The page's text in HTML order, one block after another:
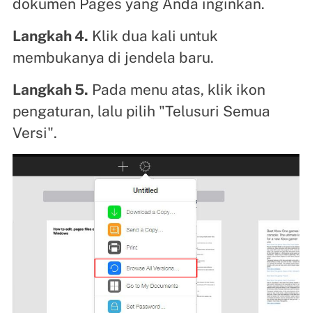
dokumen Pages yang Anda inginkan.
Langkah 4. Klik dua kali untuk
membukanya di jendela baru.
Langkah 5. Pada menu atas, klik ikon
pengaturan, lalu pilih "Telusuri Semua
Versi".